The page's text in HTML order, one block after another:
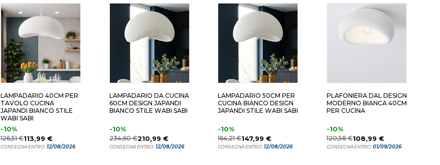
LAMPADARIO 40CM PER
TAVOLO CUCINA
JAPANDI BIANCO STILE
WABI SABI
-10%
126,51 €113,99 €
CONSEGNA ENTRO:12/08/2026
LAMPADARIO DA CUCINA
60CM DESIGN JAPANDI
BIANCO STILE WABI SABI
-10%
234,60 €210,99 €
CONSEGNA ENTRO:12/08/2026
LAMPADARIO 50CM PER
CUCINA BIANCO DESIGN
JAPANDI STILE WABI SABI
-10%
164,21 €147,99 €
CONSEGNA ENTRO:12/08/2026
PLAFONIERA DAL DESIGN
MODERNO BIANCA 40CM
PER CUCINA
-10%
120,58 €108,99 €
CONSEGNA ENTRO:01/09/2026